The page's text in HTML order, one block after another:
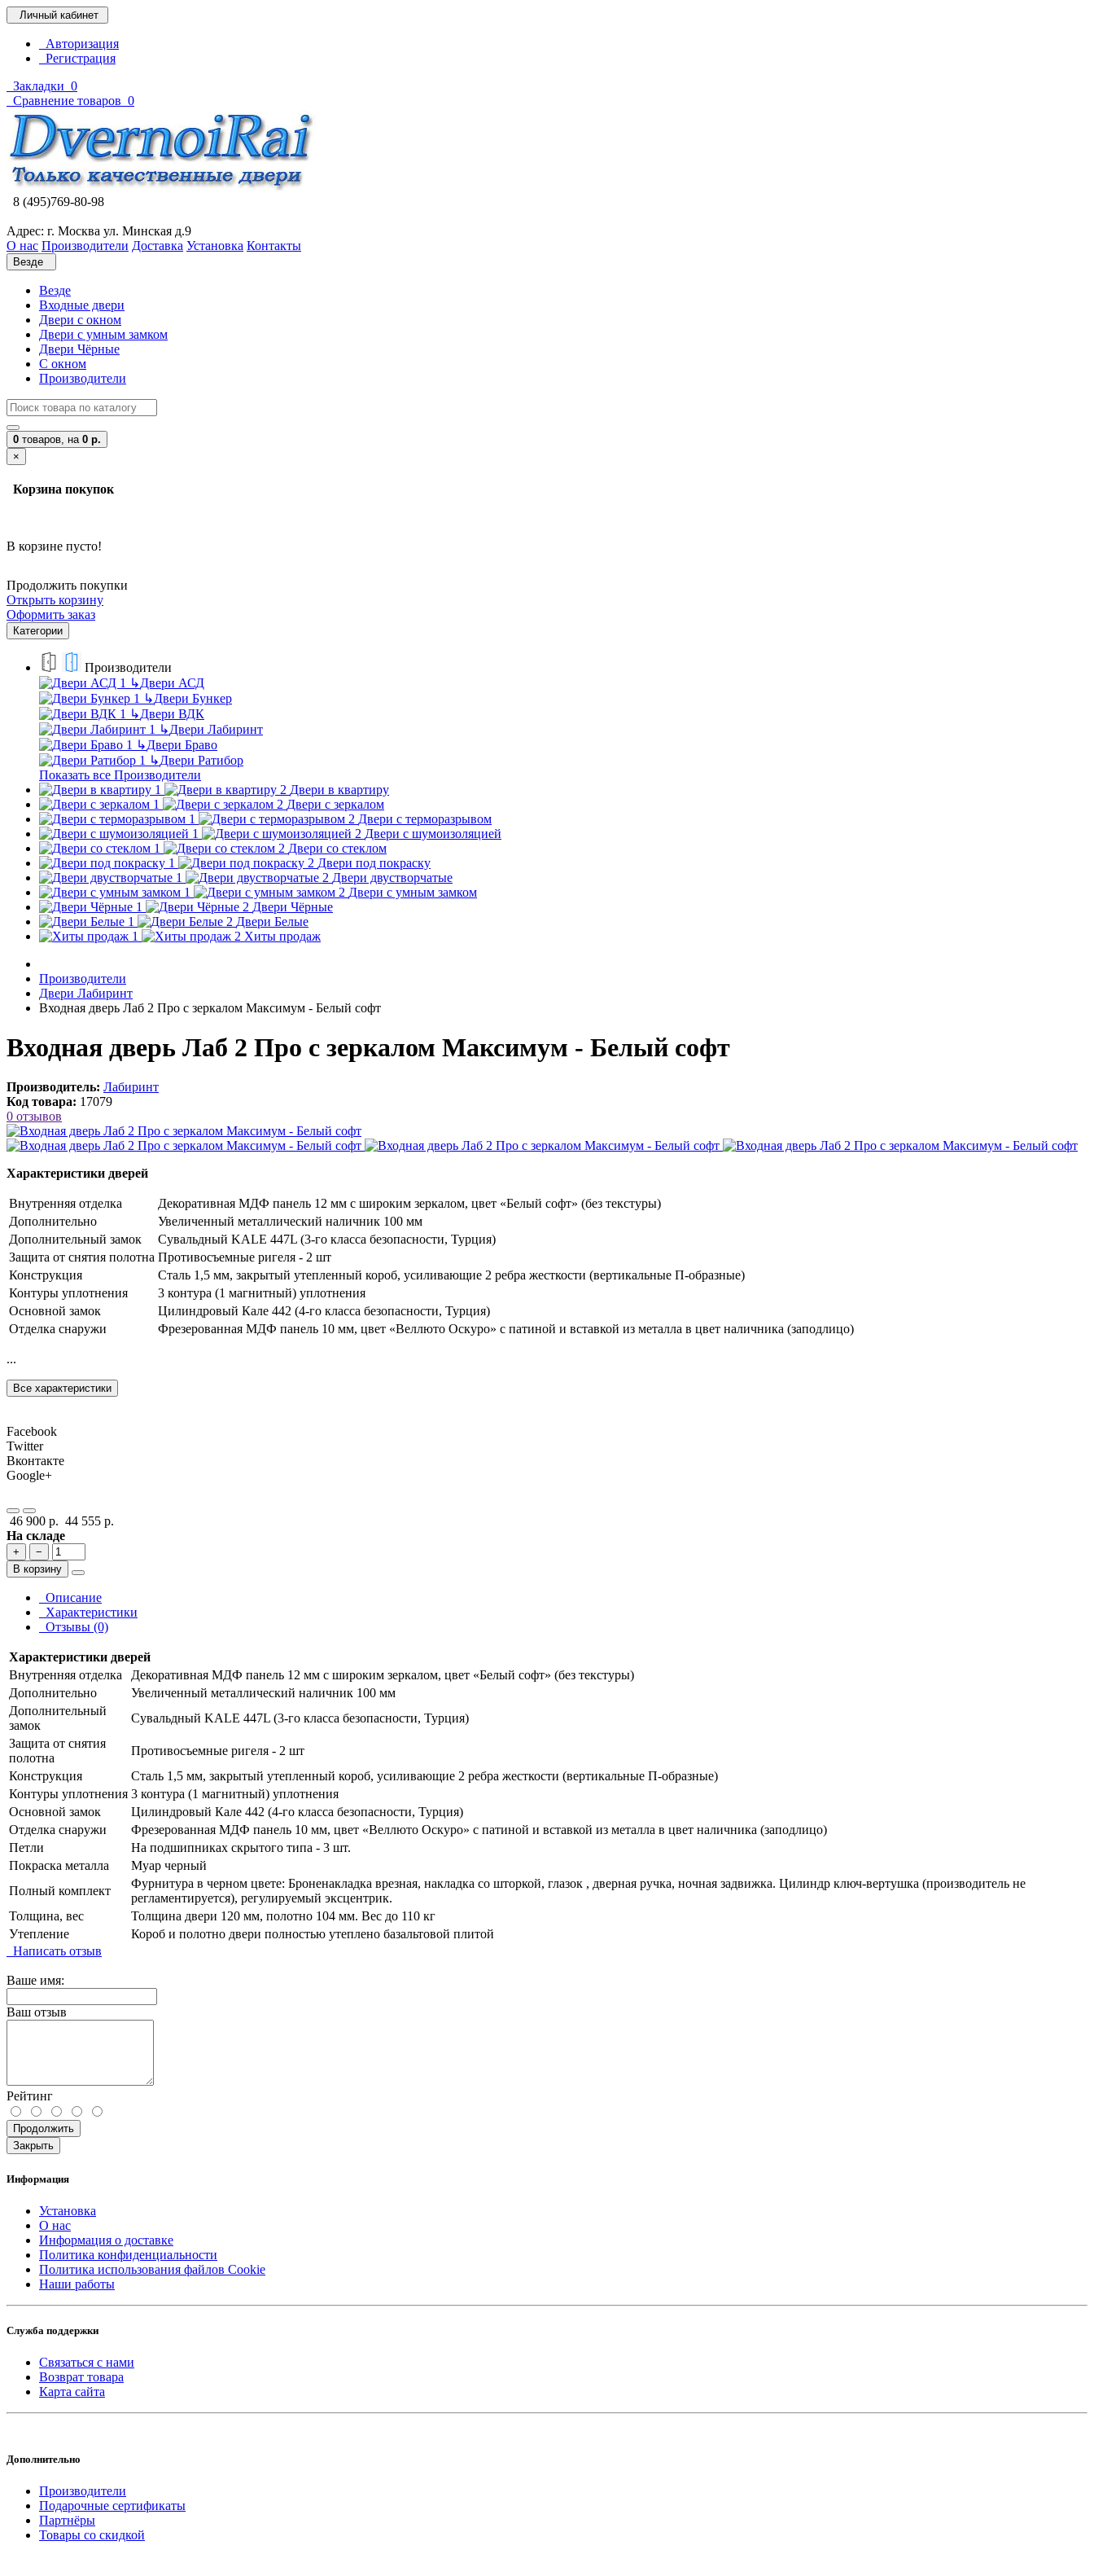
Личный кабинет
Авторизация
Регистрация
Закладки 0
Сравнение товаров 0
8 (495)769-80-98
Адрес: г. Москва ул. Минская д.9
О нас Производители Доставка Установка Контакты
Везде
Везде
Входные двери
Двери с окном
Двери с умным замком
Двери Чёрные
C окном
Производители
0 товаров, на 0 р.
×
Корзина покупок
В корзине пусто!
Продолжить покупки
Открыть корзину
Оформить заказ
Категории
Производители
↳Двери АСД
↳Двери Бункер
↳Двери ВДК
↳Двери Лабиринт
↳Двери Браво
↳Двери Ратибор
Показать все Производители
Двери в квартиру
Двери с зеркалом
Двери с терморазрывом
Двери с шумоизоляцией
Двери со стеклом
Двери под покраску
Двери двустворчатые
Двери с умным замком
Двери Чёрные
Двери Белые
Хиты продаж
Производители
Двери Лабиринт
Входная дверь Лаб 2 Про с зеркалом Максимум - Белый софт
Входная дверь Лаб 2 Про с зеркалом Максимум - Белый софт
Производитель: Лабиринт
Код товара: 17079
0 отзывов
Характеристики дверей
Внутренняя отделка
Декоративная МДФ панель 12 мм с широким зеркалом, цвет «Белый софт» (без текстуры)
Дополнительно
Увеличенный металлический наличник 100 мм
Дополнительный замок
Сувальдный KALE 447L (3-го класса безопасности, Турция)
Защита от снятия полотна Противосъемные ригеля - 2 шт
Конструкция
Сталь 1,5 мм, закрытый утепленный короб, усиливающие 2 ребра жесткости (вертикальные П-образные)
Контуры уплотнения
3 контура (1 магнитный) уплотнения
Основной замок
Цилиндровый Кале 442 (4-го класса безопасности, Турция)
Отделка снаружи
Фрезерованная МДФ панель 10 мм, цвет «Веллюто Оскуро» с патиной и вставкой из металла в цвет наличника (заподлицо)
...
Все характеристики
Facebook
Twitter
Вконтакте
Google+
46 900 р. 44 555 р.
На складе
+
−
В корзину
Описание
Характеристики
Отзывы (0)
Характеристики дверей
Внутренняя отделка
Декоративная МДФ панель 12 мм с широким зеркалом, цвет «Белый софт» (без текстуры)
Дополнительно
Увеличенный металлический наличник 100 мм
Дополнительный
замок
Сувальдный KALE 447L (3-го класса безопасности, Турция)
Защита от снятия
полотна
Противосъемные ригеля - 2 шт
Конструкция
Сталь 1,5 мм, закрытый утепленный короб, усиливающие 2 ребра жесткости (вертикальные П-образные)
Контуры уплотнения 3 контура (1 магнитный) уплотнения
Основной замок
Цилиндровый Кале 442 (4-го класса безопасности, Турция)
Отделка снаружи
Фрезерованная МДФ панель 10 мм, цвет «Веллюто Оскуро» с патиной и вставкой из металла в цвет наличника (заподлицо)
Петли
На подшипниках скрытого типа - 3 шт.
Покраска металла
Муар черный
Полный комплект
Фурнитура в черном цвете: Броненакладка врезная, накладка со шторкой, глазок , дверная ручка, ночная задвижка. Цилиндр ключ-вертушка (производитель не
регламентируется), регулируемый эксцентрик.
Толщина, вес
Толщина двери 120 мм, полотно 104 мм. Вес до 110 кг
Утепление
Короб и полотно двери полностью утеплено базальтовой плитой
Написать отзыв
Ваше имя:
Ваш отзыв
Рейтинг
Продолжить
Закрыть
Информация
Установка
О нас
Информация о доставке
Политика конфиденциальности
Политика использования файлов Cookie
Наши работы
Служба поддержки
Связаться с нами
Возврат товара
Карта сайта
Дополнительно
Производители
Подарочные сертификаты
Партнёры
Товары со скидкой